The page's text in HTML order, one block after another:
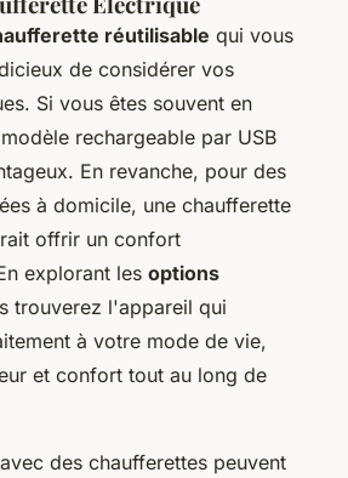
réutilisable qui vous
de considérer vos
Si vous êtes souvent en
rechargeable par USB
En revanche, pour des
à domicile, une chaufferette
offrir un confort
explorant les options
trouverez l'appareil qui
à votre mode de vie,
et confort tout au long de
des chaufferettes peuvent